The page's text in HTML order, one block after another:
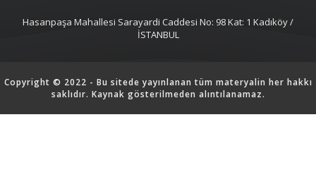
Hasanpaşa Mahallesi Sarayardi Caddesi No: 98 Kat: 1 Kadıköy /
İSTANBUL
Copyright © 2022 - Bu sitede yayınlanan tüm materyalin her hakkı
saklıdır. Kaynak gösterilmeden alıntılanamaz.